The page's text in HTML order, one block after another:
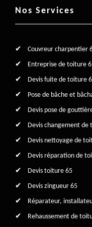
Nos Services
Couvreur charpentier
Entreprise de toiture
Devis fuite de toiture
Pose de bâche et
Devis pose de
Devis changement de
Devis nettoyage de
Devis réparation de
Devis toiture 65
Devis zingueur 65
Réparateur,
Rehaussement de